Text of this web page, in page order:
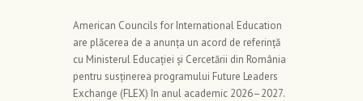
American Councils for International Education
are plăcerea de a anunța un acord de referință
cu Ministerul Educației și Cercetării din România
pentru susținerea programului Future Leaders
Exchange (FLEX) în anul academic 2026–2027.